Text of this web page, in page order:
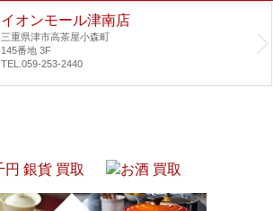
イオンモール津南店
三重県津市高茶屋小森町
145番地 3F
TEL.059-253-2440